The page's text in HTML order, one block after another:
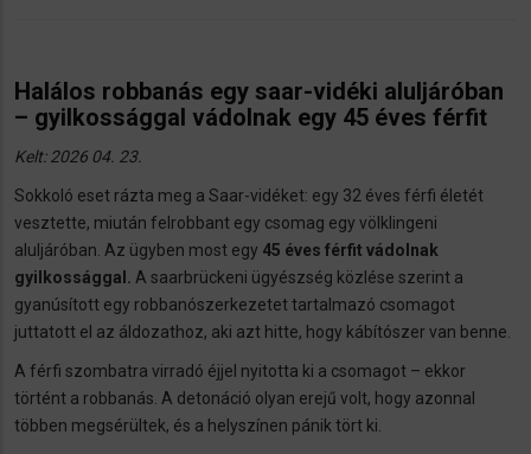
Halálos robbanás egy saar-vidéki aluljáróban
– gyilkossággal vádolnak egy 45 éves férfit
Kelt: 2026 04. 23.
Sokkoló eset rázta meg a Saar-vidéket: egy 32 éves férfi életét
vesztette, miután felrobbant egy csomag egy völklingeni
aluljáróban. Az ügyben most egy 45 éves férfit vádolnak
gyilkossággal. A saarbrückeni ügyészség közlése szerint a
gyanúsított egy robbanószerkezetet tartalmazó csomagot
juttatott el az áldozathoz, aki azt hitte, hogy kábítószer van benne.
A férfi szombatra virradó éjjel nyitotta ki a csomagot – ekkor
történt a robbanás. A detonáció olyan erejű volt, hogy azonnal
többen megsérültek, és a helyszínen pánik tört ki.